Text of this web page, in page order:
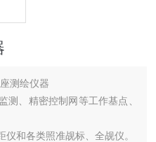
测绘仪器
测、精密控制网等工作基点、
和各类照准觇标、全觇仪。